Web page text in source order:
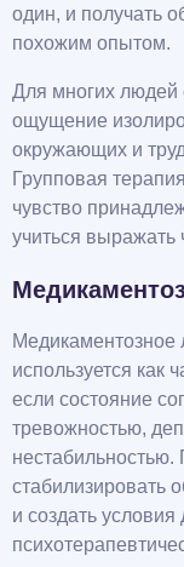
один, и получать
похожим опытом.
Для многих людей
ощущение
окружающих и
Групповая
чувство
учиться
Медикаментозное
используется как
если состояние
тревожностью,
стабилизировать
и создать